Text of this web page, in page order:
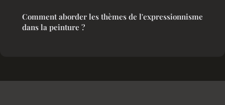
Comment aborder les thèmes de l'expressionnisme
dans la peinture ?